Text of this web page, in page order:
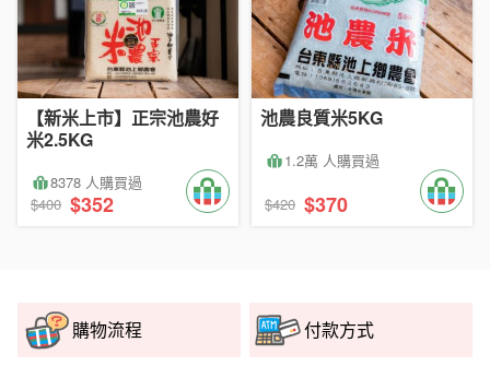
【新米上市】正宗池農好
米2.5KG
8378 人購買過
$400 $352
池農良質米5KG
1.2萬 人購買過
$420 $370
購物流程 付款方式